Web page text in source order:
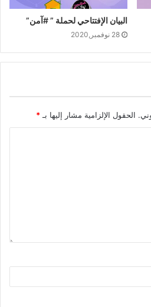
البيان الإفتتاحي لحملة ” #آمن”
28 نوفمبر,2020
الحقول الإلزامية مشار إليها بـ *